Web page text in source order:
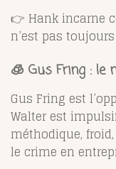
👉 Hank incarne
n’est pas
🧊 Gus Fring : le
Gus Fring est
Walter est
méthodique,
le crime en